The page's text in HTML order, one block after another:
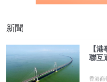
新聞
【
聯互
香港商